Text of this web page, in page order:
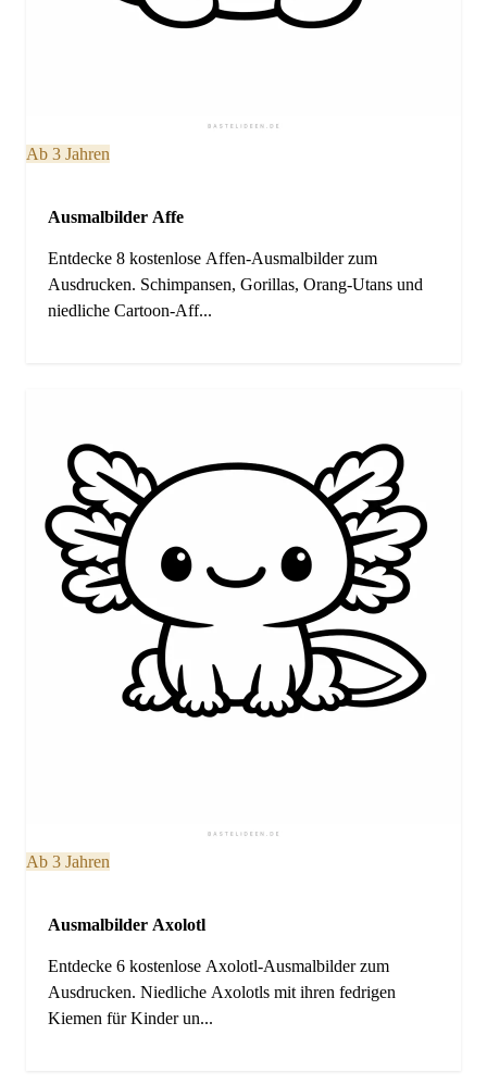
Ab 3 Jahren
Ausmalbilder Affe
Entdecke 8 kostenlose Affen-Ausmalbilder zum
Ausdrucken. Schimpansen, Gorillas, Orang-Utans und
niedliche Cartoon-Aff...
Ab 3 Jahren
Ausmalbilder Axolotl
Entdecke 6 kostenlose Axolotl-Ausmalbilder zum
Ausdrucken. Niedliche Axolotls mit ihren fedrigen
Kiemen für Kinder un...